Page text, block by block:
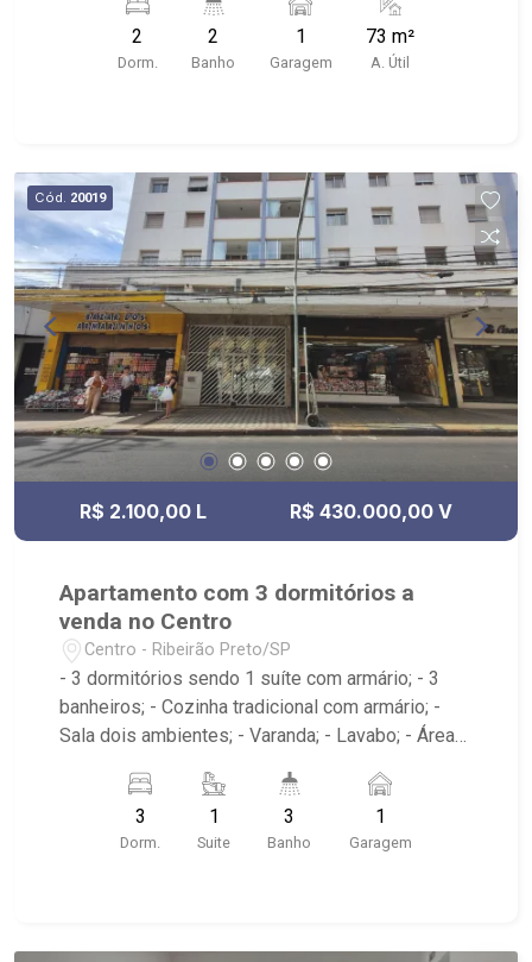
elevador; - Sacada; - Próximo ao jotta burguer,
Panificadora Vó Luzia, 3Fit Ribeirão Preto Luzia,
Telepizza mineiro;
2
Dorm.
2
Banho
1
Garagem
73 m²
A. Útil
Cód. 20019
R$ 2.100,00 L R$ 430.000,00 V
Apartamento com 3 dormitórios a
venda no Centro
Centro - Ribeirão Preto/SP
- 3 dormitórios sendo 1 suíte com armário; - 3
banheiros; - Cozinha tradicional com armário; -
Sala dois ambientes; - Varanda; - Lavabo; - Área
com elevador; - Próximo ao Theatro Pedro II,
Choperia Pinguim, Praça XV de Novembro,
Restaurante Ao Carioca, E.E. Fábio Barreto
3
Dorm.
1
Suite
3
Banho
1
Garagem